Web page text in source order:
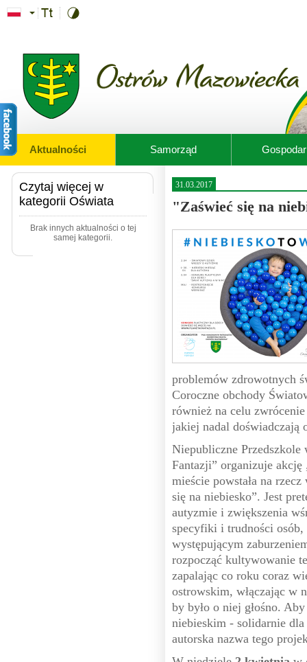
Przejdź do treści
Aktualności Samorząd
Czytaj więcej w
kategorii Oświata
Brak innych aktualności o tej
samej kategorii.
31.03.2017
"Zaświeć się na
problemów zdrowotnych
Coroczne obchody
również na celu
jakiej nadal doświadczają
Niepubliczne
Fantazji” organizuje
mieście powstała na
się na niebiesko”. Jest
autyzmie i zwiększenia
specyfiki i trudności osób,
występującym
rozpocząć kultywowanie
zapalając co roku coraz
ostrowskim, włączając w
by było o niej głośno.
niebieskim - solidarnie
autorska nazwa tego